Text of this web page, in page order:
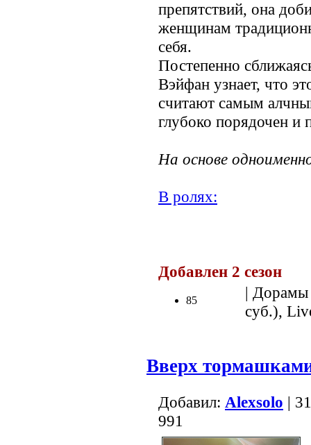
препятствий, она
женщинам
себя.
Постепенно
Вэйфан узнает, что
считают самым
глубоко порядочен и
На основе
В ролях:
Добавлен 2 сезон
85
| Дорамы
суб.),
Вверх
Добавил: Alexsolo |
991